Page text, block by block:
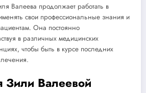
Валеева продолжает работать в
свои профессиональные знания и
Она постоянно
в различных медицинских
чтобы быть в курсе последних
Зили Валеевой